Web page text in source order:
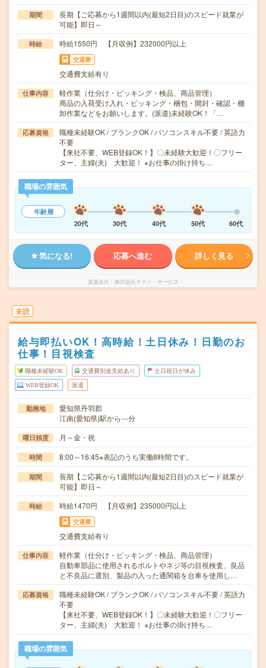
期間
長期【ご応募から1週間以内(最短2日目)のスピード就業が
可能】即日～
時給 時給1550円 【月収例】232000円以上
交通費
交通費支給有り
仕事内容
軽作業（仕分け・ピッキング・検品、商品管理）
商品の入荷受け入れ・ピッキング・梱包・開封・確認・棚
卸作業などをお願いします。(派遣)未経験OK！「…
応募資格
職種未経験OK / ブランクOK / パソコンスキル不要 / 英語力
不要
【来社不要、WEB登録OK！】〇未経験大歓迎！〇フリー
ター、主婦(夫) 大歓迎！ ※お仕事の掛け持ち…
職場の雰囲気
年齢層
20代
30代 40代 50代 60代
気になる! 応募へ進む 詳しく見る
派遣会社 株式会社テクノ・サービス
未読
給与即払いOK！高時給！土日休み！日勤のお
仕事！目視検査
職種未経験OK 交通費別途支給あり 土日祝日が休み
WEB登録OK 派遣
勤務地
愛知県丹羽郡
江南(愛知県)駅から---分
曜日頻度 月～金・祝
時間 8:00～16:45※表記のうち実働8時間です。
期間
長期【ご応募から1週間以内(最短2日目)のスピード就業が
可能】即日～
時給 時給1470円 【月収例】235000円以上
交通費
交通費支給有り
仕事内容
軽作業（仕分け・ピッキング・検品、商品管理）
自動車部品に使用されるボルトやネジ等の目視検査、良品
と不良品に選別、製品の入った通関箱を台車を使用し…
応募資格
職種未経験OK / ブランクOK / パソコンスキル不要 / 英語力
不要
【来社不要、WEB登録OK！】〇未経験大歓迎！〇フリー
ター、主婦(夫) 大歓迎！ ※お仕事の掛け持ち…
職場の雰囲気